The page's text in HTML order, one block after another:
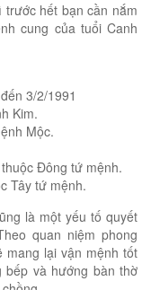
hết bạn cần nắm
cung của tuổi Canh
3/2/1991
Kim.
Mộc.
Đông tứ mệnh.
Tây tứ mệnh.
là một yếu tố quyết
quan niệm phong
mang lại vận mệnh tốt
bếp và hướng bàn thờ